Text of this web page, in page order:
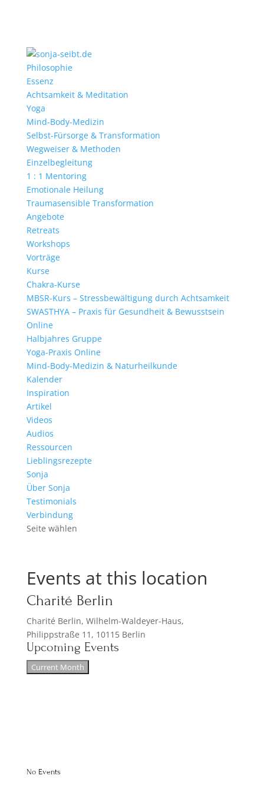
Philosophie
Essenz
Achtsamkeit & Meditation
Yoga
Mind-Body-Medizin
Selbst-Fürsorge & Transformation
Wegweiser & Methoden
Einzelbegleitung
1 : 1 Mentoring
Emotionale Heilung
Traumasensible Transformation
Angebote
Retreats
Workshops
Vorträge
Kurse
Chakra-Kurse
MBSR-Kurs – Stressbewältigung durch Achtsamkeit
SWASTHYA – Praxis für Gesundheit & Bewusstsein
Online
Halbjahres Gruppe
Yoga-Praxis Online
Mind-Body-Medizin & Naturheilkunde
Kalender
Inspiration
Artikel
Videos
Audios
Ressourcen
Lieblingsrezepte
Sonja
Über Sonja
Testimonials
Verbindung
Seite wählen
Events at this location
Charité Berlin
Charité Berlin, Wilhelm-Waldeyer-Haus,
Philippstraße 11, 10115 Berlin
Upcoming Events
Current Month
No Events